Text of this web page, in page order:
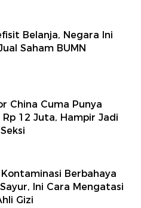
Belanja, Negara Ini
Saham BUMN
China Cuma Punya
12 Juta, Hampir Jadi
Berbahaya
Ini Cara Mengatasi
Gizi